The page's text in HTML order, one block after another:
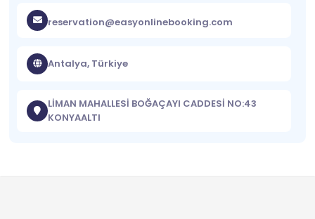
reservation@easyonlinebooking.com
Antalya, Türkiye
LİMAN MAHALLESİ BOĞAÇAYI CADDESİ NO:43
KONYAALTI